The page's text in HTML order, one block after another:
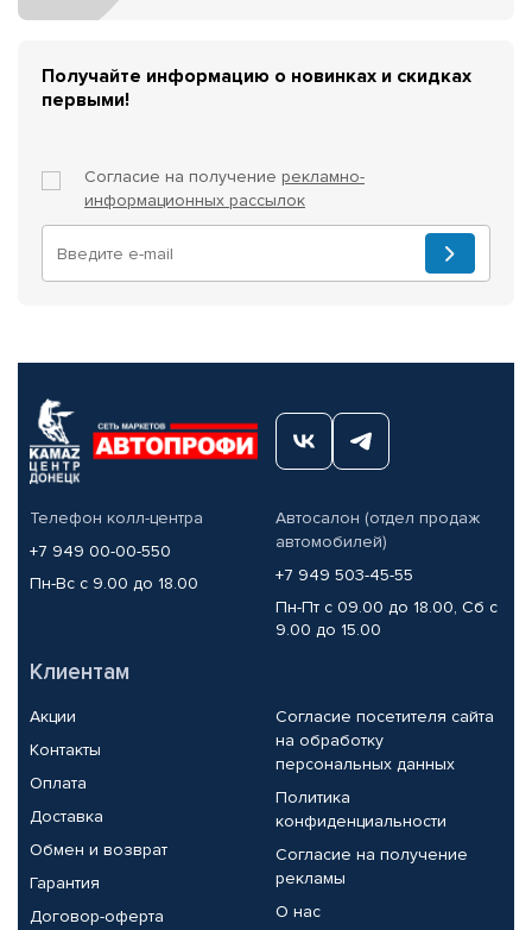
Получайте информацию о новинках и скидках
первыми!
Согласие на получение рекламно-
информационных рассылок
Телефон колл-центра
+7 949 00-00-550
Пн-Вс с 9.00 до 18.00
Автосалон (отдел продаж
автомобилей)
+7 949 503-45-55
Пн-Пт с 09.00 до 18.00, Сб с
9.00 до 15.00
Клиентам
Акции
Контакты
Оплата
Доставка
Обмен и возврат
Гарантия
Договор-оферта
Согласие посетителя сайта
на обработку
персональных данных
Политика
конфиденциальности
Согласие на получение
рекламы
О нас